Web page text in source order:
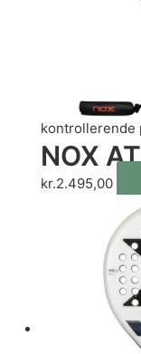
kontrollerende
NOX
kr.2.495,00